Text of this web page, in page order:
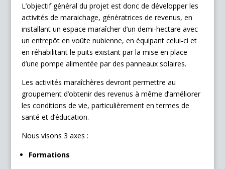
L’objectif général du projet est donc de développer les
activités de maraichage, génératrices de revenus, en
installant un espace maraîcher d’un demi-hectare avec
un entrepôt en voûte nubienne, en équipant celui-ci et
en réhabilitant le puits existant par la mise en place
d’une pompe alimentée par des panneaux solaires.
Les activités maraîchères devront permettre au
groupement d’obtenir des revenus à même d’améliorer
les conditions de vie, particulièrement en termes de
santé et d’éducation.
Nous visons 3 axes :
Formations